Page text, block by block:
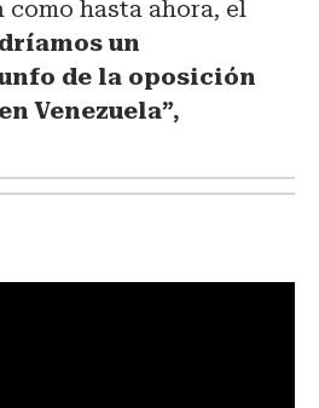
como hasta ahora, el
un
de la oposición
Venezuela”,